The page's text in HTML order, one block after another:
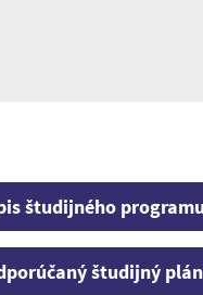
študijného programu
študijný plán